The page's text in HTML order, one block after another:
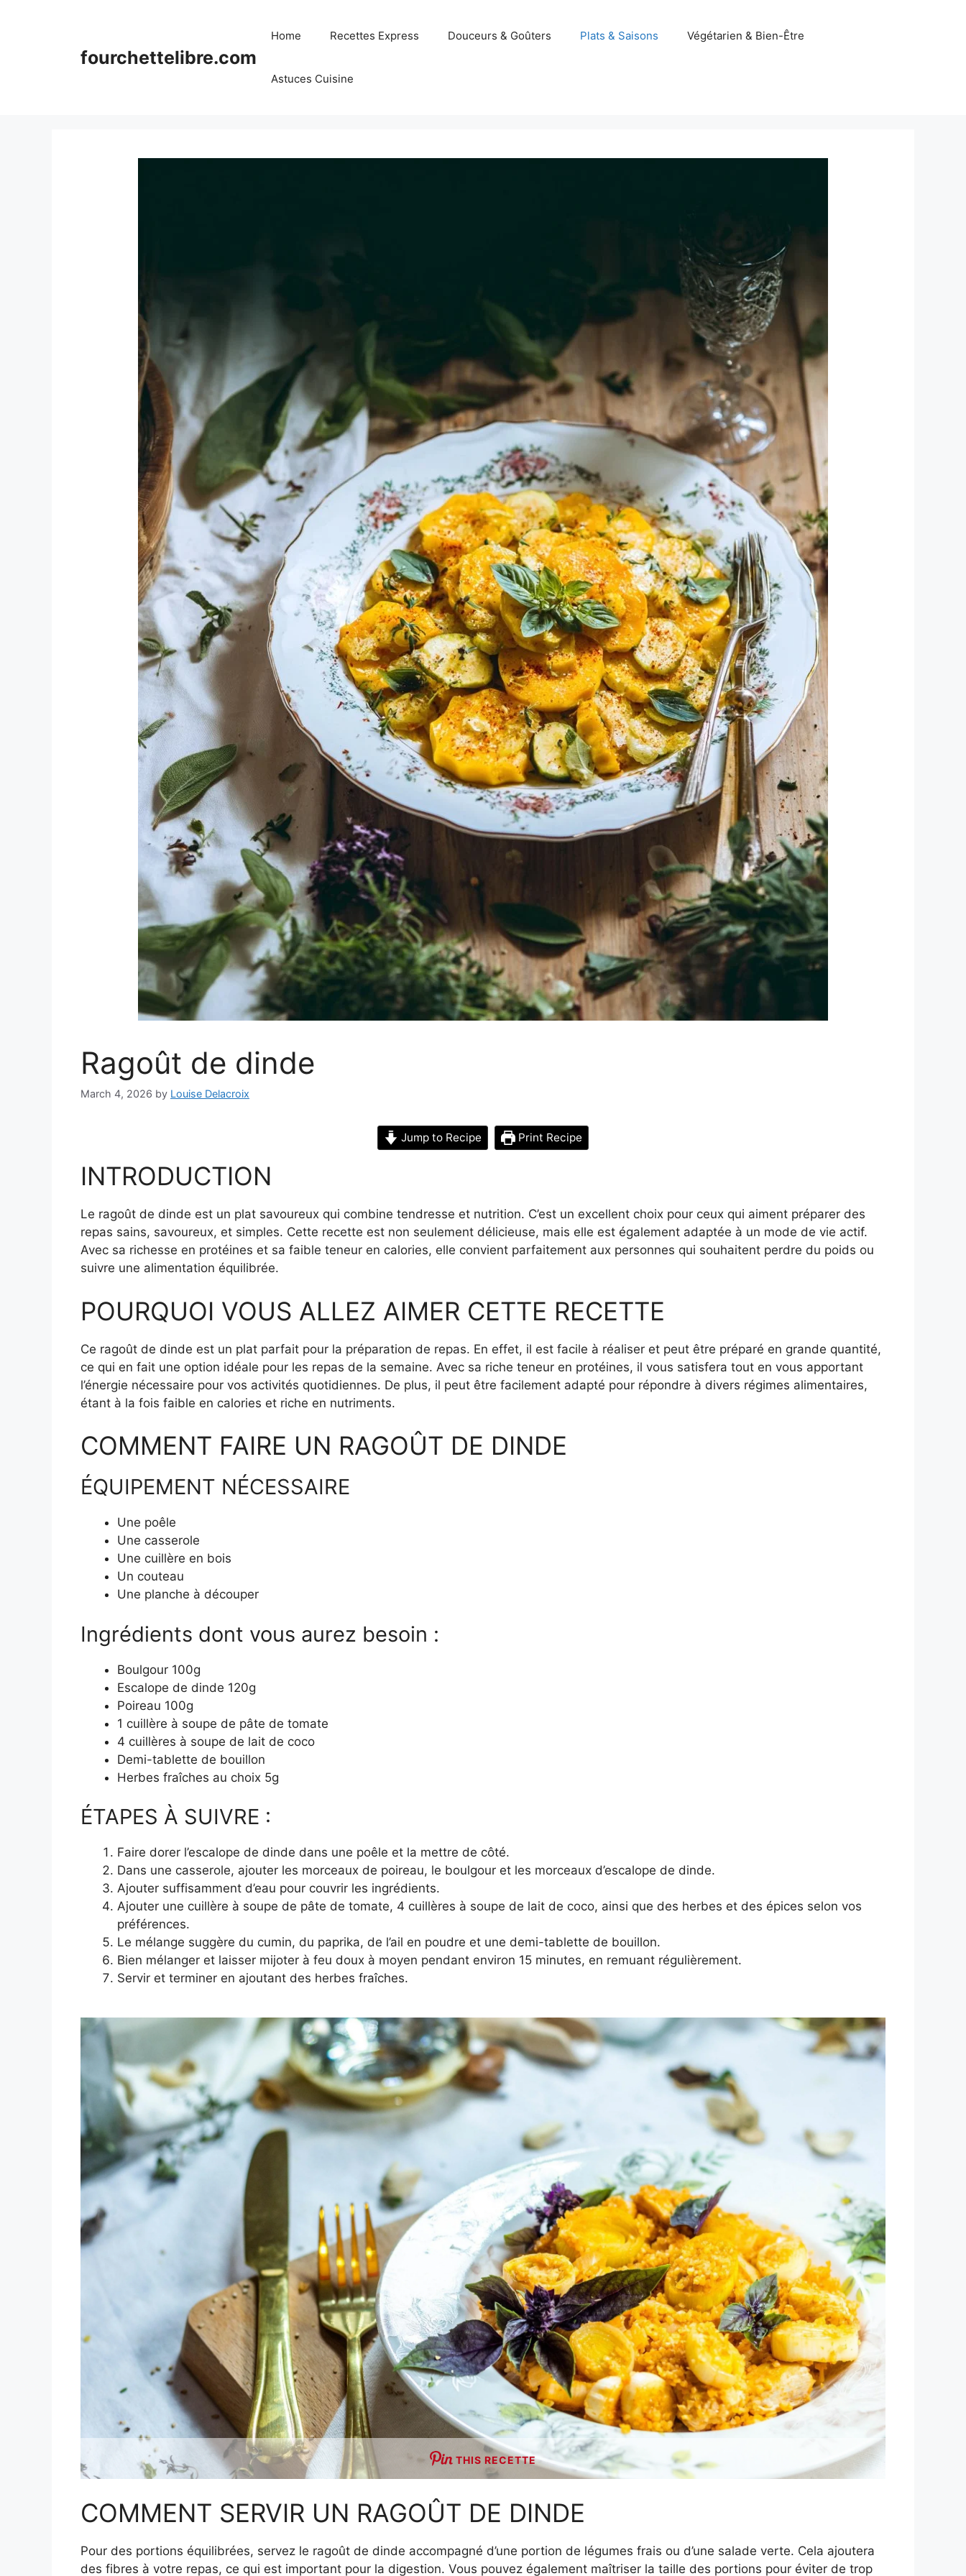
fourchettelibre.com
Home Recettes Express Douceurs & Goûters Plats & Saisons Végétarien & Bien-Être
Astuces Cuisine
Ragoût de dinde
March 4, 2026 by Louise Delacroix
Jump to Recipe Print Recipe
INTRODUCTION
Le ragoût de dinde est un plat savoureux qui combine tendresse et nutrition. C’est un excellent choix pour ceux qui aiment préparer des
repas sains, savoureux, et simples. Cette recette est non seulement délicieuse, mais elle est également adaptée à un mode de vie actif.
Avec sa richesse en protéines et sa faible teneur en calories, elle convient parfaitement aux personnes qui souhaitent perdre du poids ou
suivre une alimentation équilibrée.
POURQUOI VOUS ALLEZ AIMER CETTE RECETTE
Ce ragoût de dinde est un plat parfait pour la préparation de repas. En effet, il est facile à réaliser et peut être préparé en grande quantité,
ce qui en fait une option idéale pour les repas de la semaine. Avec sa riche teneur en protéines, il vous satisfera tout en vous apportant
l’énergie nécessaire pour vos activités quotidiennes. De plus, il peut être facilement adapté pour répondre à divers régimes alimentaires,
étant à la fois faible en calories et riche en nutriments.
COMMENT FAIRE UN RAGOÛT DE DINDE
ÉQUIPEMENT NÉCESSAIRE
Une poêle
Une casserole
Une cuillère en bois
Un couteau
Une planche à découper
Ingrédients dont vous aurez besoin :
Boulgour 100g
Escalope de dinde 120g
Poireau 100g
1 cuillère à soupe de pâte de tomate
4 cuillères à soupe de lait de coco
Demi-tablette de bouillon
Herbes fraîches au choix 5g
ÉTAPES À SUIVRE :
Faire dorer l’escalope de dinde dans une poêle et la mettre de côté.
Dans une casserole, ajouter les morceaux de poireau, le boulgour et les morceaux d’escalope de dinde.
Ajouter suffisamment d’eau pour couvrir les ingrédients.
Ajouter une cuillère à soupe de pâte de tomate, 4 cuillères à soupe de lait de coco, ainsi que des herbes et des épices selon vos
préférences.
Le mélange suggère du cumin, du paprika, de l’ail en poudre et une demi-tablette de bouillon.
Bien mélanger et laisser mijoter à feu doux à moyen pendant environ 15 minutes, en remuant régulièrement.
Servir et terminer en ajoutant des herbes fraîches.
THIS RECETTE
COMMENT SERVIR UN RAGOÛT DE DINDE
Pour des portions équilibrées, servez le ragoût de dinde accompagné d’une portion de légumes frais ou d’une salade verte. Cela ajoutera
des fibres à votre repas, ce qui est important pour la digestion. Vous pouvez également maîtriser la taille des portions pour éviter de trop